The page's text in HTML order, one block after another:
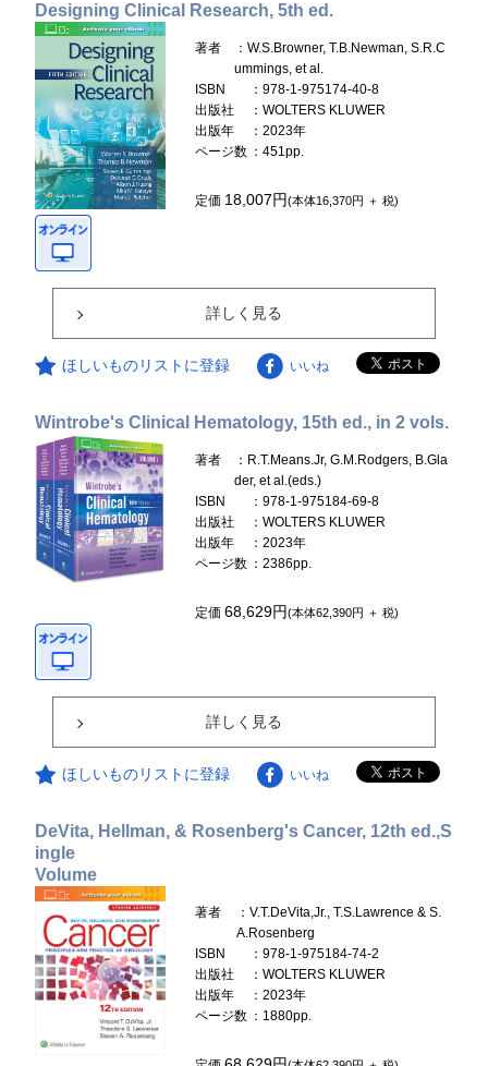
Designing Clinical Research, 5th ed.
著者
：W.S.Browner, T.B.Newman, S.R.C
ummings, et al.
ISBN
：978-1-975174-40-8
出版社
：WOLTERS KLUWER
出版年
：2023年
ページ数 ：451pp.
定価 18,007円(本体16,370円 ＋ 税)
詳しく見る
ほしいものリストに登録 いいね
Wintrobe's Clinical Hematology, 15th ed., in 2 vols.
著者
：R.T.Means.Jr, G.M.Rodgers, B.Gla
der, et al.(eds.)
ISBN
：978-1-975184-69-8
出版社
：WOLTERS KLUWER
出版年
：2023年
ページ数 ：2386pp.
定価68,629円(本体62,390円 ＋ 税)
詳しく見る
ほしいものリストに登録 いいね
DeVita, Hellman, & Rosenberg's Cancer, 12th ed.,S
ingle
Volume
著者
：V.T.DeVita,Jr., T.S.Lawrence & S.
A.Rosenberg
ISBN
：978-1-975184-74-2
出版社
：WOLTERS KLUWER
出版年
：2023年
ページ数 ：1880pp.